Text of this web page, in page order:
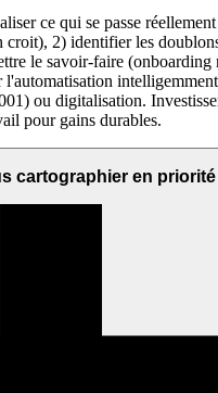
ce qui se passe
croit), 2) identifier les
le savoir-faire (onboarding
l'automatisation
ou digitalisation.
pour gains durables.
cartographier en priorité